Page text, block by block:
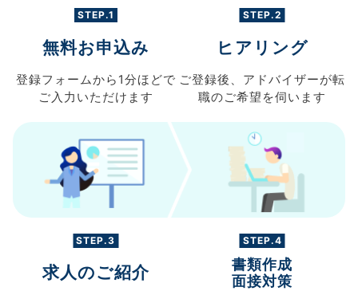
STEP.1
無料お申込み
登録フォームから 1分ほどで
ご入力 いただけます
STEP.2
ヒアリング
ご登録後、 アドバイザーが転
職のご希望を伺います
STEP.3
求人のご紹介
STEP.4
書類作成
面接対策